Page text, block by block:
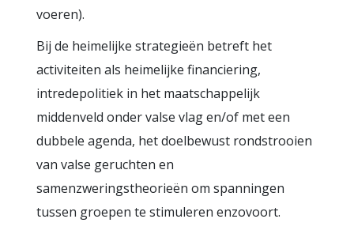
voeren).
Bij de heimelijke strategieën betreft het
activiteiten als heimelijke financiering,
intredepolitiek in het maatschappelijk
middenveld onder valse vlag en/of met een
dubbele agenda, het doelbewust rondstrooien
van valse geruchten en
samenzweringstheorieën om spanningen
tussen groepen te stimuleren enzovoort.